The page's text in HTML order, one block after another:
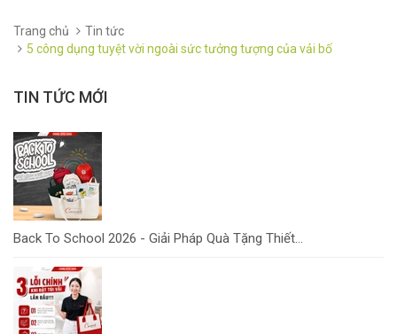
Trang chủ
Tin tức
5 công dụng tuyệt vời ngoài sức tưởng tượng của vải bố
TIN TỨC MỚI
Back To School 2026 - Giải Pháp Quà Tặng Thiết...